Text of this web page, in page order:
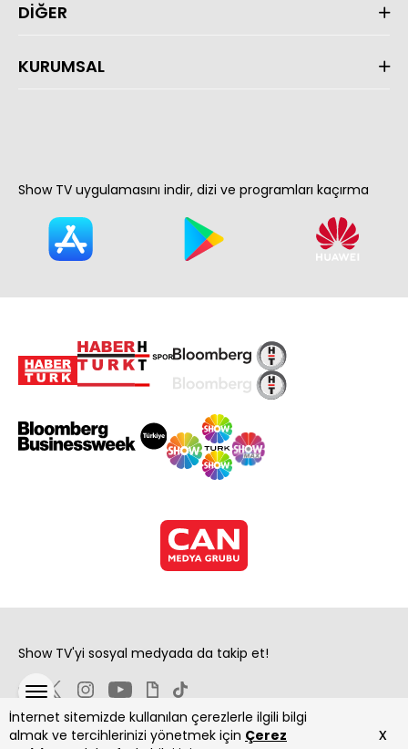
İnternet sitemizde kullanılan çerezlerle ilgili bilgi
almak ve tercihlerinizi yönetmek için Çerez
x
DİĞER
KURUMSAL
Show TV uygulamasını indir, dizi ve programları kaçırma
Show TV'yi sosyal medyada da takip et!